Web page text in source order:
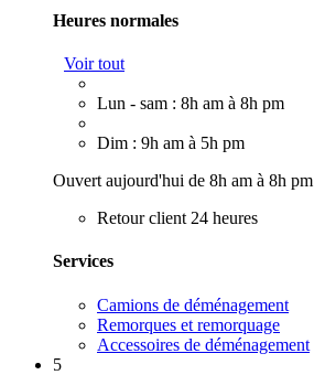
Heures normales
Voir tout
Lun - sam : 8h am à 8h pm
Dim : 9h am à 5h pm
Ouvert aujourd'hui de 8h am à 8h pm
Retour client 24 heures
Services
Camions de déménagement
Remorques et remorquage
Accessoires de déménagement
5